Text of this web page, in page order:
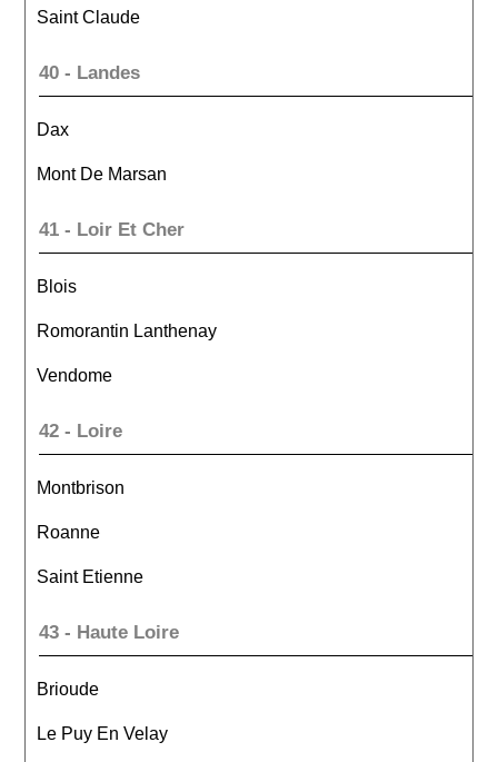
Saint Claude
40 - Landes
Dax
Mont De Marsan
41 - Loir Et Cher
Blois
Romorantin Lanthenay
Vendome
42 - Loire
Montbrison
Roanne
Saint Etienne
43 - Haute Loire
Brioude
Le Puy En Velay